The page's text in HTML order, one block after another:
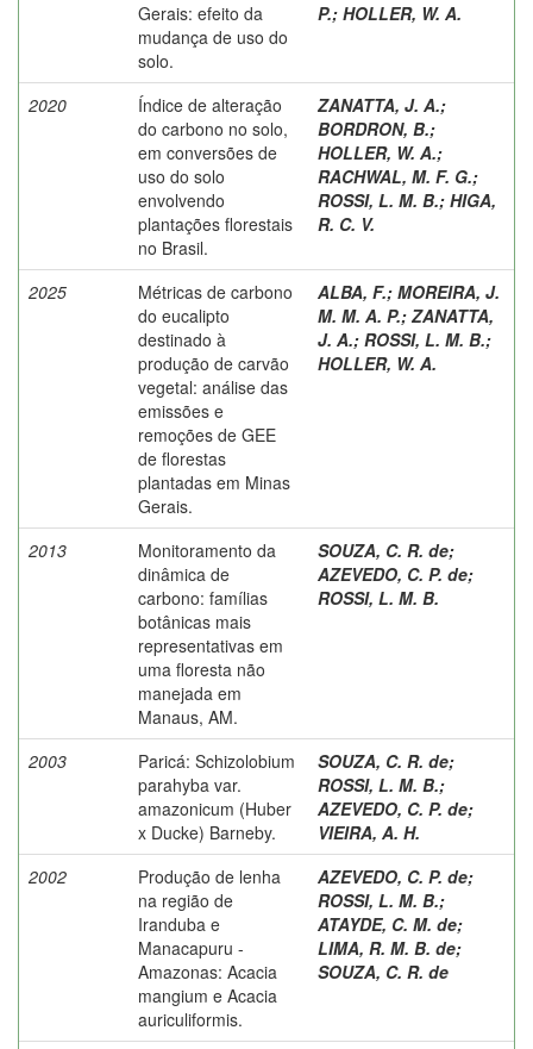
Gerais: efeito da
mudança de uso do
solo.
P.; HOLLER, W. A.
2020
Índice de alteração
do carbono no solo,
em conversões de
uso do solo
envolvendo
plantações florestais
no Brasil.
ZANATTA, J. A.;
BORDRON, B.;
HOLLER, W. A.;
RACHWAL, M. F. G.;
ROSSI, L. M. B.; HIGA,
R. C. V.
2025
Métricas de carbono
do eucalipto
destinado à
produção de carvão
vegetal: análise das
emissões e
remoções de GEE
de florestas
plantadas em Minas
Gerais.
ALBA, F.; MOREIRA, J.
M. M. A. P.; ZANATTA,
J. A.; ROSSI, L. M. B.;
HOLLER, W. A.
2013
Monitoramento da
dinâmica de
carbono: famílias
botânicas mais
representativas em
uma floresta não
manejada em
Manaus, AM.
SOUZA, C. R. de;
AZEVEDO, C. P. de;
ROSSI, L. M. B.
2003
Paricá: Schizolobium
parahyba var.
amazonicum (Huber
x Ducke) Barneby.
SOUZA, C. R. de;
ROSSI, L. M. B.;
AZEVEDO, C. P. de;
VIEIRA, A. H.
2002
Produção de lenha
na região de
Iranduba e
Manacapuru -
Amazonas: Acacia
mangium e Acacia
auriculiformis.
AZEVEDO, C. P. de;
ROSSI, L. M. B.;
ATAYDE, C. M. de;
LIMA, R. M. B. de;
SOUZA, C. R. de